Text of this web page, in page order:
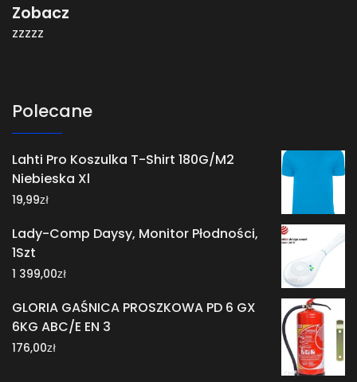
Zobacz
zzzzz
Polecane
Lahti Pro Koszulka T-Shirt 180G/M2
Niebieska Xl
19,99zł
Lady-Comp Daysy, Monitor Płodności,
1Szt
1 399,00zł
GLORIA GAŚNICA PROSZKOWA PD 6 GX
6KG ABC/E EN 3
176,00zł